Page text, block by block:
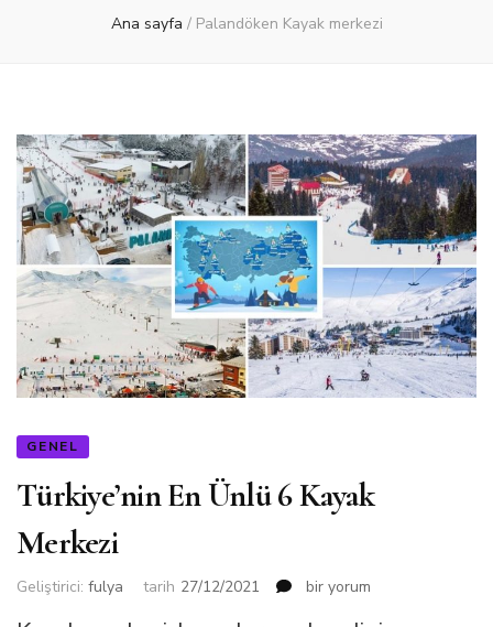
Ana sayfa / Palandöken Kayak merkezi
GENEL
Türkiye’nin En Ünlü 6 Kayak
Merkezi
Geliştirici: fulya tarih 27/12/2021
Türkiye’nin
bir yorum